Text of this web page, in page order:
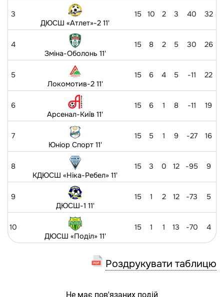
3
ДЮСШ «Атлет»-2 11'
15 10 2 3 40 32
4
Зміна-Оболонь 11'
15 8 2 5 30 26
5
Локомотив-2 11'
15 6 4 5 -11 22
6
Арсенал-Київ 11'
15 6 1 8 -11 19
7
Юніор Спорт 11'
15 5 1 9 -27 16
8
КДЮСШ «Ніка-Ребел» 11'
15 3 0 12 -95 9
9
ДЮСШ-1 11'
15 1 2 12 -73 5
10
ДЮСШ «Поділ» 11'
15 1 1 13 -70 4
Роздрукувати таблицю
Не має пов'язаних подій